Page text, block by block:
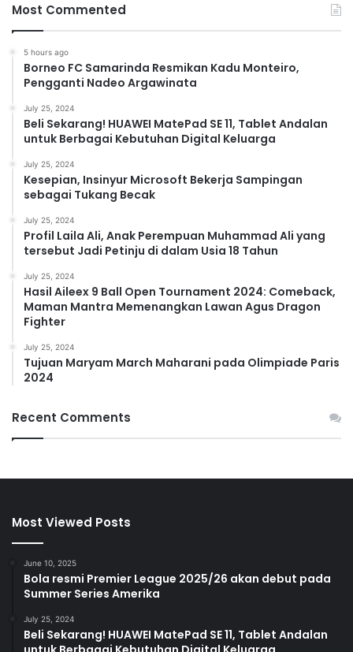
Most Commented
5 hours ago
Borneo FC Samarinda Resmikan Kadu Monteiro,
Pengganti Nadeo Argawinata
July 25, 2024
Beli Sekarang! HUAWEI MatePad SE 11, Tablet Andalan
untuk Berbagai Kebutuhan Digital Keluarga
July 25, 2024
Kesepian, Insinyur Microsoft Bekerja Sampingan
sebagai Tukang Becak
July 25, 2024
Profil Laila Ali, Anak Perempuan Muhammad Ali yang
tersebut Jadi Petinju di dalam Usia 18 Tahun
July 25, 2024
Hasil Aileex 9 Ball Open Tournament 2024: Comeback,
Maman Mantra Memenangkan Lawan Agus Dragon
Fighter
July 25, 2024
Tujuan Maryam March Maharani pada Olimpiade Paris
2024
Recent Comments
Most Viewed Posts
June 10, 2025
Bola resmi Premier League 2025/26 akan debut pada
Summer Series Amerika
July 25, 2024
Beli Sekarang! HUAWEI MatePad SE 11, Tablet Andalan